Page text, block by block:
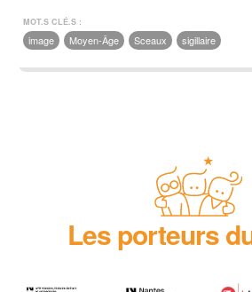
MOT.S CLÉ.S :
image Moyen-Âge Sceaux sigillaire
Les porteurs